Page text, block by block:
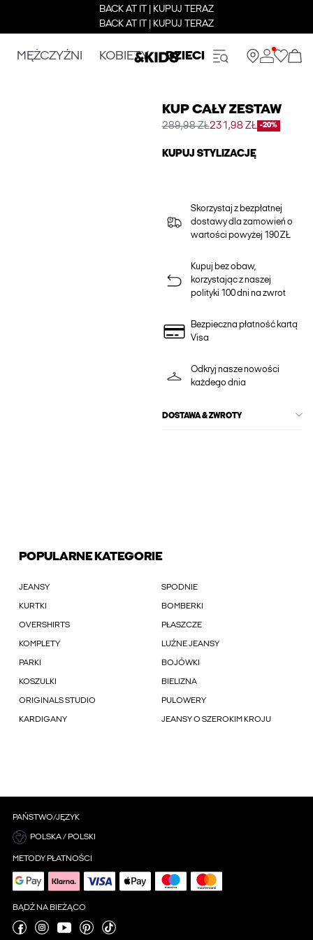
BACK AT IT | KUPUJ TERAZ
BACK AT IT | KUPUJ TERAZ
MĘŻCZYŹNI KOBIETY DZIECI
KUP CAŁY ZESTAW
289,98 ZŁ231,98 ZŁ -20%
KUPUJ STYLIZACJĘ
Skorzystaj z bezpłatnej
dostawy dla zamowień o
wartości powyżej 190 ZŁ
Kupuj bez obaw,
korzystając z naszej
polityki 100 dni na zwrot
Bezpieczna płatność kartą
Visa
Odkryj nasze nowości
każdego dnia
DOSTAWA & ZWROTY
POPULARNE KATEGORIE
JEANSY SPODNIE
KURTKI BOMBERKI
OVERSHIRTS PŁASZCZE
KOMPLETY LUŹNE JEANSY
PARKI BOJÓWKI
KOSZULKI BIELIZNA
ORIGINALS STUDIO PULOWERY
KARDIGANY JEANSY O SZEROKIM KROJU
PAŃSTWO/JĘZYK
POLSKA / POLSKI
METODY PŁATNOŚCI
BĄDŹ NA BIEŻĄCO